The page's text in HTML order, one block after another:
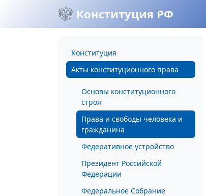
Конституция РФ
Конституция
Акты конституционного права
Основы конституционного
строя
Права и свободы человека и
гражданина
Федеративное устройство
Президент Российской
Федерации
Федеральное Собрание